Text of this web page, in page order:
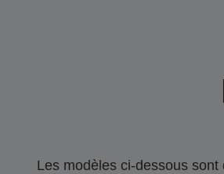
Les modèles ci-dessous